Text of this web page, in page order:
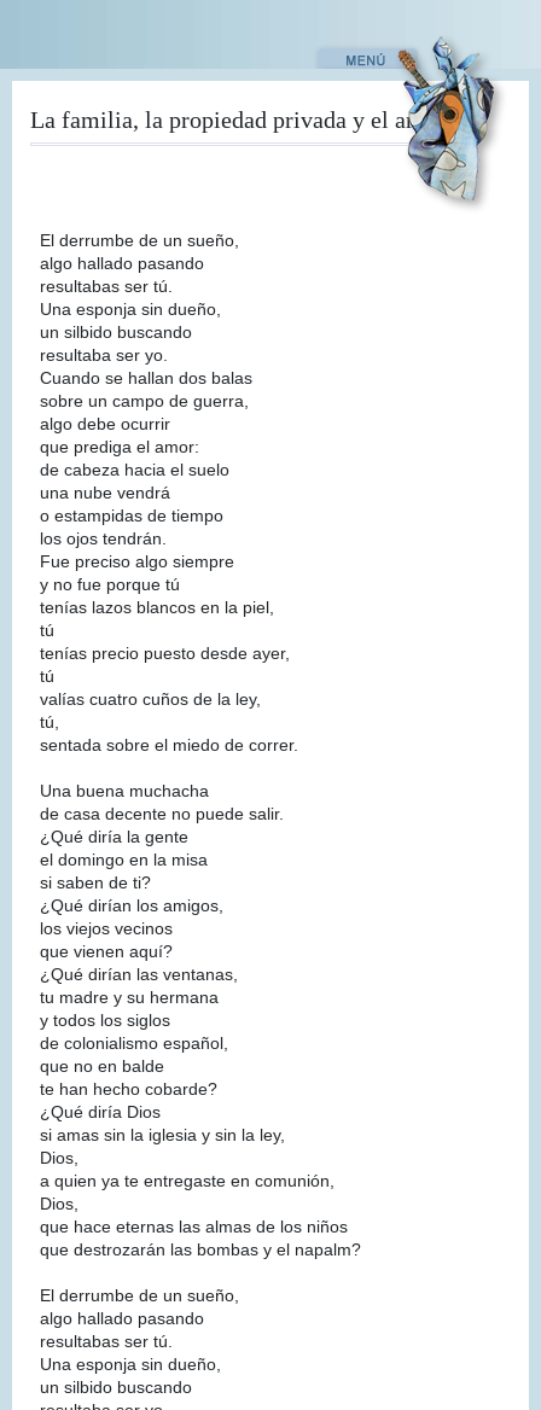
contenido
La familia, la propiedad privada y el amor
El derrumbe de un sueño,
algo hallado pasando
resultabas ser tú.
Una esponja sin dueño,
un silbido buscando
resultaba ser yo.
Cuando se hallan dos balas
sobre un campo de guerra,
algo debe ocurrir
que prediga el amor:
de cabeza hacia el suelo
una nube vendrá
o estampidas de tiempo
los ojos tendrán.
Fue preciso algo siempre
y no fue porque tú
tenías lazos blancos en la piel,
tú
tenías precio puesto desde ayer,
tú
valías cuatro cuños de la ley,
tú,
sentada sobre el miedo de correr.
Una buena muchacha
de casa decente no puede salir.
¿Qué diría la gente
el domingo en la misa
si saben de ti?
¿Qué dirían los amigos,
los viejos vecinos
que vienen aquí?
¿Qué dirían las ventanas,
tu madre y su hermana
y todos los siglos
de colonialismo español,
que no en balde
te han hecho cobarde?
¿Qué diría Dios
si amas sin la iglesia y sin la ley,
Dios,
a quien ya te entregaste en comunión,
Dios,
que hace eternas las almas de los niños
que destrozarán las bombas y el napalm?
El derrumbe de un sueño,
algo hallado pasando
resultabas ser tú.
Una esponja sin dueño,
un silbido buscando